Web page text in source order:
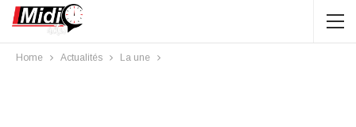
Home Actualités La une